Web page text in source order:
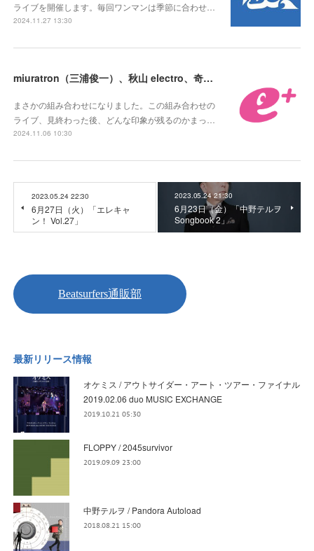
ライブを開催します。毎回ワンマンは季節に合わせ…
2024.11.27 13:30
miuratron（三浦俊一）、秋山 electro、奇跡のツーマンライブ開催！
まさかの組み合わせになりました。この組み合わせの
ライブ、見終わった後、どんな印象が残るのかまっ…
2024.11.06 10:30
2023.05.24 22:30
6月27日（火）「エレキャ
ン！ Vol.27」
2023.05.24 21:30
6月23日（金）「中野テルヲ
Songbook 2」
最新リリース情報
オケミス / アウトサイダー・アート・ツアー・ファイナル
2019.02.06 duo MUSIC EXCHANGE
2019.10.21 05:30
FLOPPY / 2045survivor
2019.09.09 23:00
中野テルヲ / Pandora Autoload
2018.08.21 15:00